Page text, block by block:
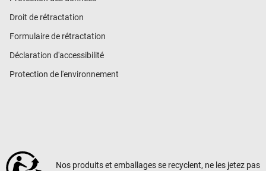
Droit de rétractation
Formulaire de rétractation
Déclaration d'accessibilité
Protection de l'environnement
Nos produits et emballages se recyclent, ne les jetez pas